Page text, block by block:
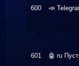
600 📣
601 🤖 ru